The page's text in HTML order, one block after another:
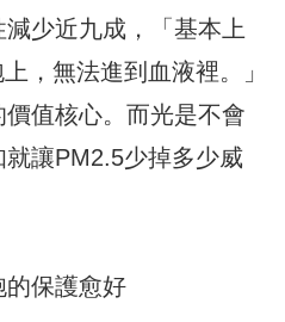
少近九成，「基本上
，無法進到血液裡。」
值核心。而光是不會
讓PM2.5少掉多少威
的保護愈好